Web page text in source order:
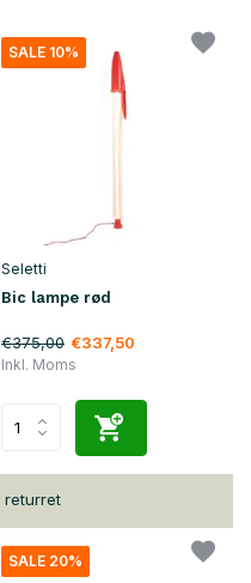
SALE 10%
Seletti
Bic lampe rød
€375,00 €337,50
Inkl. Moms
returret
SALE 20%